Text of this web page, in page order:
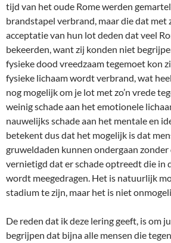
tijd van het oude Rome werden
brandstapel verbrand, maar die dat met
acceptatie van hun lot deden dat veel
bekeerden, want zij konden niet
fysieke dood vreedzaam tegemoet kon
fysieke lichaam wordt verbrand, wat
nog mogelijk om je lot met zo’n vrede
weinig schade aan het emotionele
nauwelijks schade aan het mentale en
betekent dus dat het mogelijk is dat
gruweldaden kunnen ondergaan
vernietigd dat er schade optreedt die in
wordt meegedragen. Het is natuurlijk
stadium te zijn, maar het is niet
De reden dat ik deze lering geeft, is om
begrijpen dat bijna alle mensen die